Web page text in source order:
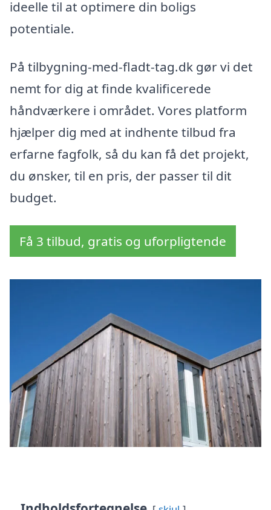
ideelle til at optimere din boligs
potentiale.
På tilbygning-med-fladt-tag.dk gør vi det
nemt for dig at finde kvalificerede
håndværkere i området. Vores platform
hjælper dig med at indhente tilbud fra
erfarne fagfolk, så du kan få det projekt,
du ønsker, til en pris, der passer til dit
budget.
Få 3 tilbud, gratis og uforpligtende